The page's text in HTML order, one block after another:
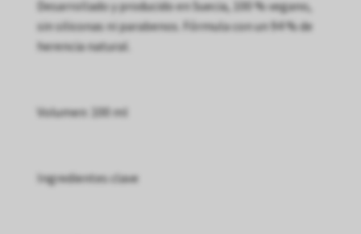
Desarrollado y producido en Suecia, 100 % vegano,
sin siliconas ni parabenos. Fórmula con un 94 % de
herencia natural.
Volumen: 100 ml
Ingredientes clave